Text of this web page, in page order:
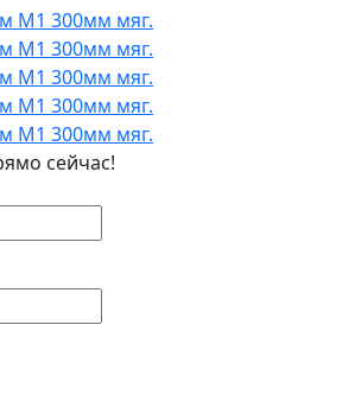
М1 300мм мяг.
М1 300мм мяг.
М1 300мм мяг.
М1 300мм мяг.
М1 300мм мяг.
сейчас!